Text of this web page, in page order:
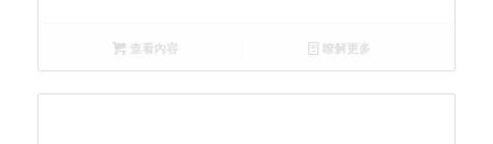
查看內容 瞭解更多